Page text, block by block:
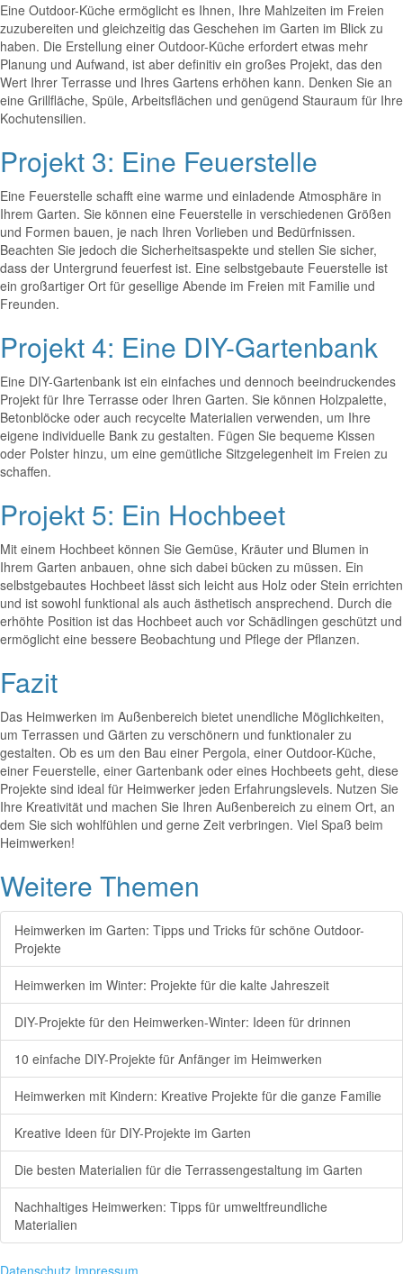
Eine Outdoor-Küche ermöglicht es Ihnen, Ihre Mahlzeiten im Freien
zuzubereiten und gleichzeitig das Geschehen im Garten im Blick zu
haben. Die Erstellung einer Outdoor-Küche erfordert etwas mehr
Planung und Aufwand, ist aber definitiv ein großes Projekt, das den
Wert Ihrer Terrasse und Ihres Gartens erhöhen kann. Denken Sie an
eine Grillfläche, Spüle, Arbeitsflächen und genügend Stauraum für Ihre
Kochutensilien.
Projekt 3: Eine Feuerstelle
Eine Feuerstelle schafft eine warme und einladende Atmosphäre in
Ihrem Garten. Sie können eine Feuerstelle in verschiedenen Größen
und Formen bauen, je nach Ihren Vorlieben und Bedürfnissen.
Beachten Sie jedoch die Sicherheitsaspekte und stellen Sie sicher,
dass der Untergrund feuerfest ist. Eine selbstgebaute Feuerstelle ist
ein großartiger Ort für gesellige Abende im Freien mit Familie und
Freunden.
Projekt 4: Eine DIY-Gartenbank
Eine DIY-Gartenbank ist ein einfaches und dennoch beeindruckendes
Projekt für Ihre Terrasse oder Ihren Garten. Sie können Holzpalette,
Betonblöcke oder auch recycelte Materialien verwenden, um Ihre
eigene individuelle Bank zu gestalten. Fügen Sie bequeme Kissen
oder Polster hinzu, um eine gemütliche Sitzgelegenheit im Freien zu
schaffen.
Projekt 5: Ein Hochbeet
Mit einem Hochbeet können Sie Gemüse, Kräuter und Blumen in
Ihrem Garten anbauen, ohne sich dabei bücken zu müssen. Ein
selbstgebautes Hochbeet lässt sich leicht aus Holz oder Stein errichten
und ist sowohl funktional als auch ästhetisch ansprechend. Durch die
erhöhte Position ist das Hochbeet auch vor Schädlingen geschützt und
ermöglicht eine bessere Beobachtung und Pflege der Pflanzen.
Fazit
Das Heimwerken im Außenbereich bietet unendliche Möglichkeiten,
um Terrassen und Gärten zu verschönern und funktionaler zu
gestalten. Ob es um den Bau einer Pergola, einer Outdoor-Küche,
einer Feuerstelle, einer Gartenbank oder eines Hochbeets geht, diese
Projekte sind ideal für Heimwerker jeden Erfahrungslevels. Nutzen Sie
Ihre Kreativität und machen Sie Ihren Außenbereich zu einem Ort, an
dem Sie sich wohlfühlen und gerne Zeit verbringen. Viel Spaß beim
Heimwerken!
Weitere Themen
Heimwerken im Garten: Tipps und Tricks für schöne Outdoor-
Projekte
Heimwerken im Winter: Projekte für die kalte Jahreszeit
DIY-Projekte für den Heimwerken-Winter: Ideen für drinnen
10 einfache DIY-Projekte für Anfänger im Heimwerken
Heimwerken mit Kindern: Kreative Projekte für die ganze Familie
Kreative Ideen für DIY-Projekte im Garten
Die besten Materialien für die Terrassengestaltung im Garten
Nachhaltiges Heimwerken: Tipps für umweltfreundliche
Materialien
Datenschutz Impressum